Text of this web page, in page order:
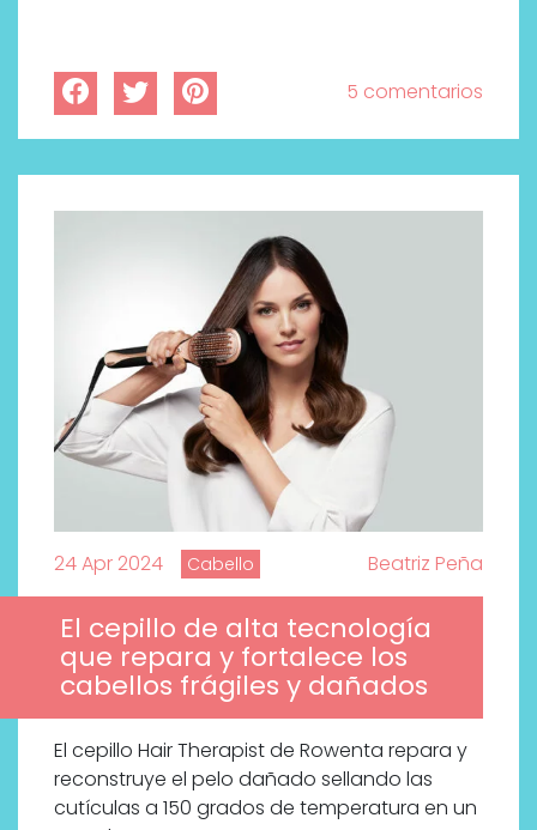
5 comentarios
24 Apr 2024 Cabello Beatriz Peña
El cepillo de alta tecnología
que repara y fortalece los
cabellos frágiles y dañados
El cepillo Hair Therapist de Rowenta repara y
reconstruye el pelo dañado sellando las
cutículas a 150 grados de temperatura en un